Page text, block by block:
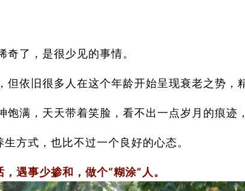
了，是很少见的事情。
依旧很多人在这个年龄开始呈现衰老之势，
满，天天带着笑脸，看不出一点岁月的痕迹
方式，也比不过一个良好的心态。
，遇事少掺和，做个“糊涂”人。